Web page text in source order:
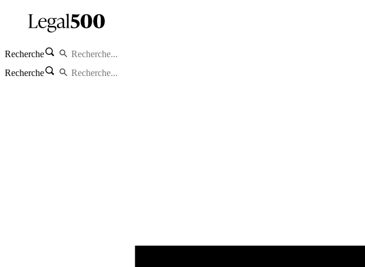
Recherche
Recherche